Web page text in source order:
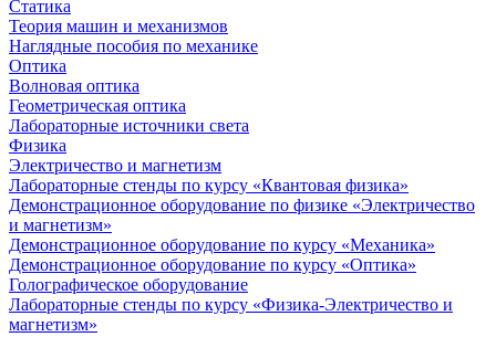
Статика
Теория машин и механизмов
Наглядные пособия по механике
Оптика
Волновая оптика
Геометрическая оптика
Лабораторные источники света
Физика
Электричество и магнетизм
Лабораторные стенды по курсу «Квантовая физика»
Демонстрационное оборудование по физике «Электричество
и магнетизм»
Демонстрационное оборудование по курсу «Механика»
Демонстрационное оборудование по курсу «Оптика»
Голографическое оборудование
Лабораторные стенды по курсу «Физика-Электричество и
магнетизм»